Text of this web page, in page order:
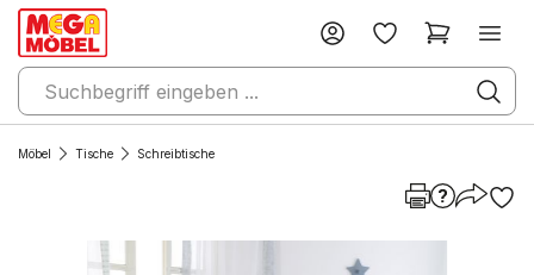
Möbel Tische Schreibtische